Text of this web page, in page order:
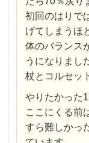
初回のはりで
げてしまうほ
体のバランス
うになりまし
杖とコルセッ
やりたかった
ここにくる前
すら難しかっ